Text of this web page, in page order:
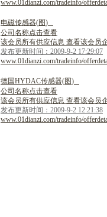
www.01dianzi.com/tradeinfo/
电磁传感器(图)
公司名称点击查看
该会员所有供应信息 查看该会员
发布更新时间：2009-9-2 17:29:07
www.01dianzi.com/tradeinfo/
德国HYDAC传感器(图)
公司名称点击查看
该会员所有供应信息 查看该会员
发布更新时间：2009-9-2 12:21:38
www.01dianzi.com/tradeinfo/